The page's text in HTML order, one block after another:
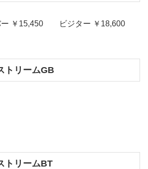
ー ￥15,450 ビジター ￥18,600
トリームGB
トリームBT